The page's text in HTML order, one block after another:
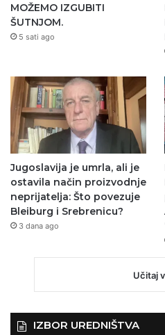
MOŽEMO IZGUBITI
ŠUTNJOM.
5 sati ago
Jugoslavija je umrla, ali je
ostavila način proizvodnje
neprijatelja: Što povezuje
Bleiburg i Srebrenicu?
3 dana ago
Učitaj
IZBOR UREDNIŠTVA